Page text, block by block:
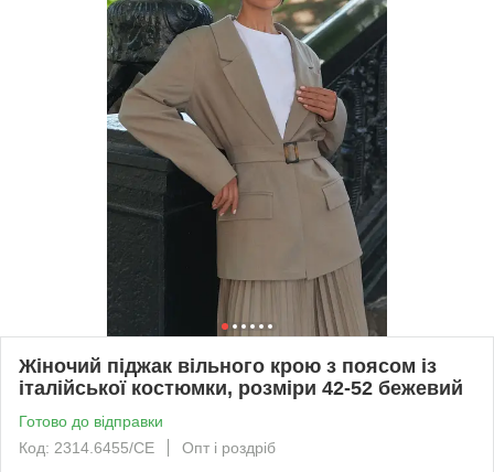
Жіночий піджак вільного крою з поясом із
італійської костюмки, розміри 42-52 бежевий
Готово до відправки
Код: 2314.6455/СЕ
Опт і роздріб